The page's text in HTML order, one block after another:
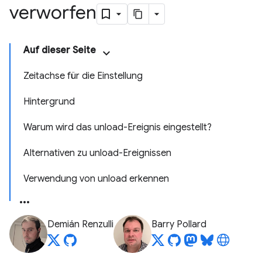
verworfen
Auf dieser Seite
Zeitachse für die Einstellung
Hintergrund
Warum wird das unload-Ereignis eingestellt?
Alternativen zu unload-Ereignissen
Verwendung von unload erkennen
Demián Renzulli Barry Pollard